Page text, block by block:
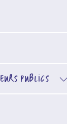
PUBLICS